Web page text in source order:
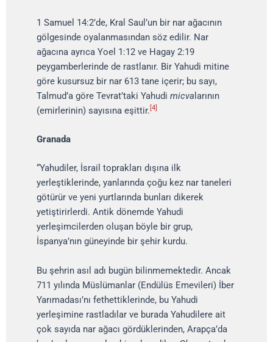
1 Samuel 14:2’de, Kral Saul’un bir nar ağacının
gölgesinde oyalanmasından söz edilir. Nar
ağacına ayrıca Yoel 1:12 ve Hagay 2:19
peygamberlerinde de rastlanır. Bir Yahudi mitine
göre kusursuz bir nar 613 tane içerir; bu sayı,
Talmud’a göre Tevrat’taki Yahudi micva larının
(emirlerinin) sayısına eşittir. [4]
Granada
“Yahudiler, İsrail toprakları dışına ilk
yerleştiklerinde, yanlarında çoğu kez nar taneleri
götürür ve yeni yurtlarında bunları dikerek
yetiştirirlerdi. Antik dönemde Yahudi
yerleşimcilerden oluşan böyle bir grup,
İspanya’nın güneyinde bir şehir kurdu.
Bu şehrin asıl adı bugün bilinmemektedir. Ancak
711 yılında Müslümanlar (Endülüs Emevileri) İber
Yarımadası’nı fethettiklerinde, bu Yahudi
yerleşimine rastladılar ve burada Yahudilere ait
çok sayıda nar ağacı gördüklerinden, Arapça’da